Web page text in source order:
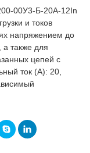
00У3-Б-20А-12In
и токов
напряжением до
а также для
цепей с
ток (А): 20,